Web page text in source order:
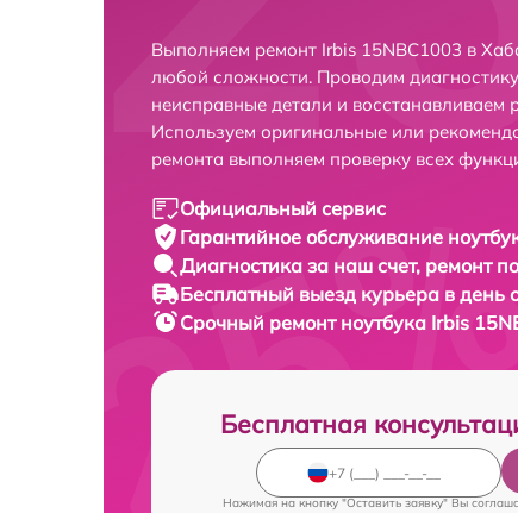
Выполняем ремонт Irbis 15NBC1003 в
любой сложности. Проводим
неисправные детали и восстанавливаем
Используем оригинальные или
ремонта выполняем проверку всех
Официальный сервис
Гарантийное обслуживание
Диагностика за наш счет, ремонт
Бесплатный выезд курьера в день
Срочный ремонт ноутбука Irbis
Бесплатная
Нажимая на кнопку "Оставить заявку" Вы